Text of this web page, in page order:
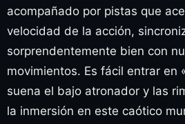
acompañado por pistas que
velocidad de la acción,
sorprendentemente bien con
movimientos. Es fácil entrar en
suena el bajo atronador y las
la inmersión en este caótico